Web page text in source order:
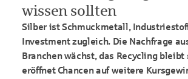
wissen sollten
Silber ist Schmuckmetall,
Investment zugleich. Die Nachfrage
Branchen wächst, das Recycling bleibt
eröffnet Chancen auf weitere